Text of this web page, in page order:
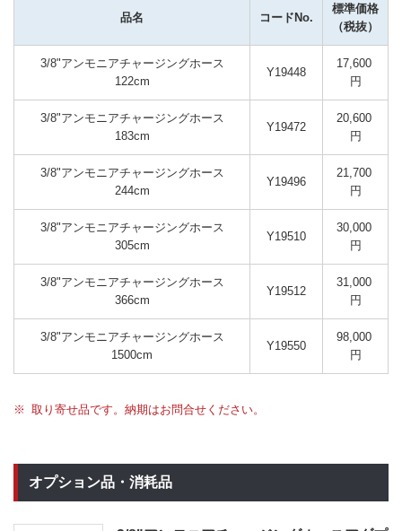
品名 コードNo.
標準価格
（税抜）
3/8"アンモニアチャージングホース
122cm
Y19448
17,600
円
3/8"アンモニアチャージングホース
183cm
Y19472
20,600
円
3/8"アンモニアチャージングホース
244cm
Y19496
21,700
円
3/8"アンモニアチャージングホース
305cm
Y19510
30,000
円
3/8"アンモニアチャージングホース
366cm
Y19512
31,000
円
3/8"アンモニアチャージングホース
1500cm
Y19550
98,000
円
取り寄せ品です。納期はお問合せください。
オプション品・消耗品